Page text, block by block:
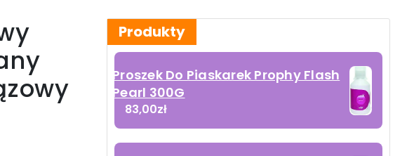
Produkty
Proszek Do Piaskarek Prophy Flash
Pearl 300G
83,00zł